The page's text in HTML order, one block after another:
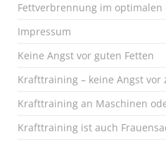
Fettverbrennung im optimalen
Impressum
Keine Angst vor guten Fetten
Krafttraining – keine Angst
Krafttraining an Maschinen
Krafttraining ist auch